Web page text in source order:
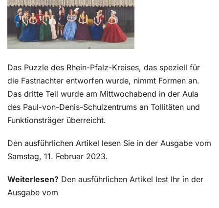
Kontakt
Das Puzzle des Rhein-Pfalz-Kreises, das speziell für
die Fastnachter entworfen wurde, nimmt Formen an.
Das dritte Teil wurde am Mittwochabend in der Aula
des Paul-von-Denis-Schulzentrums an Tollitäten und
Funktionsträger überreicht.
Den ausführlichen Artikel lesen Sie in der Ausgabe vom
Samstag, 11. Februar 2023.
Weiterlesen? Den ausführlichen Artikel lest Ihr in der
Ausgabe vom